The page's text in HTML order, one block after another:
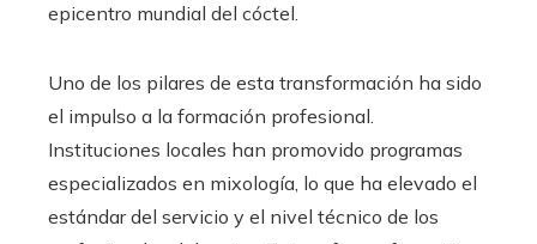
epicentro mundial del cóctel.
Uno de los pilares de esta transformación ha sido
el impulso a la formación profesional.
Instituciones locales han promovido programas
especializados en mixología, lo que ha elevado el
estándar del servicio y el nivel técnico de los